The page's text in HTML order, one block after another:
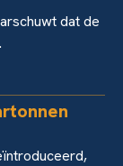
dat de